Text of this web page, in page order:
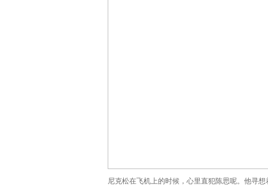
尼克松在飞机上的时候，心里直犯陈思呢。他寻